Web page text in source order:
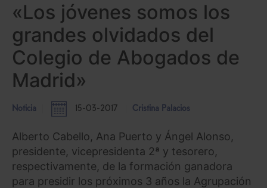
«Los jóvenes somos los
grandes olvidados del
Colegio de Abogados de
Madrid»
Noticia 15-03-2017 Cristina Palacios
Alberto Cabello, Ana Puerto y Ángel Alonso,
presidente, vicepresidenta 2ª y tesorero,
respectivamente, de la formación ganadora
para presidir los próximos 3 años la Agrupación